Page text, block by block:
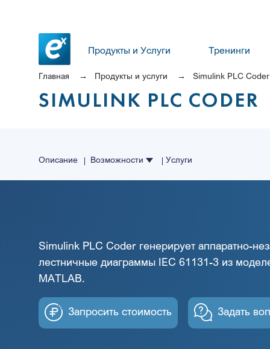
Продукты и Услуги Тренинги
Главная Продукты и услуги Simulink PLC Coder
SIMULINK PLC CODER
Описание Возможности Услуги
Simulink PLC Coder генерирует аппаратно-
лестничные диаграммы IEC 61131-3 из
MATLAB.
Запросить стоимость Задать